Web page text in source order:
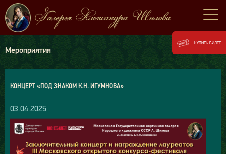
Мероприятия
КОНЦЕРТ «ПОД ЗНАКОМ К.Н. ИГУМНОВА»
03.04.2025
КУПИТЬ БИЛЕТ